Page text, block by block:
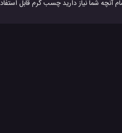
آنچه شما نیاز دارید چسب گرم قابل